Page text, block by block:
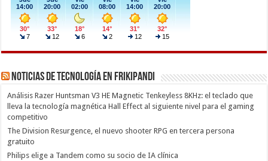
Noticias de Tecnología en Frikipandi
Análisis Razer Huntsman V3 HE Magnetic Tenkeyless 8KHz: el teclado que
lleva la tecnología magnética Hall Effect al siguiente nivel para el gaming
competitivo
The Division Resurgence, el nuevo shooter RPG en tercera persona
gratuito
Philips elige a Tandem como su socio de IA clínica